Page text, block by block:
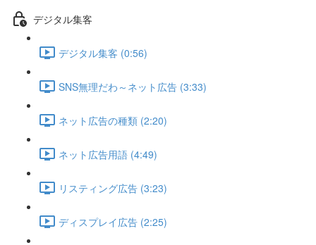
デジタル集客
デジタル集客 (0:56)
SNS無理だわ～ネット広告 (3:33)
ネット広告の種類 (2:20)
ネット広告用語 (4:49)
リスティング広告 (3:23)
ディスプレイ広告 (2:25)